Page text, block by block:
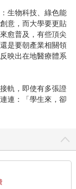
生物科技、綠色能
意，而大學要更貼
愈普及，有些頂尖
是要朝產業相關領
映出在地醫療體系
軌，即使有多張證
連：「學生來，卻